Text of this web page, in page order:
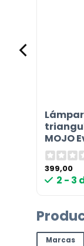
correo
MOJO
399,00
2 - 3
Marcas